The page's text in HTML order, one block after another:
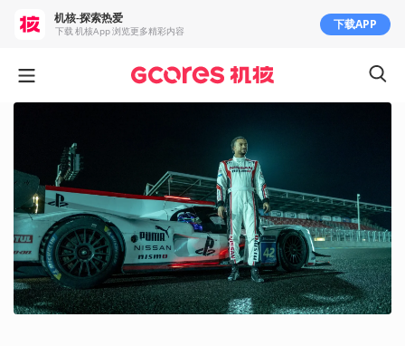
机核-探索热爱
下载 机核App 浏览更多精彩内容 下载APP